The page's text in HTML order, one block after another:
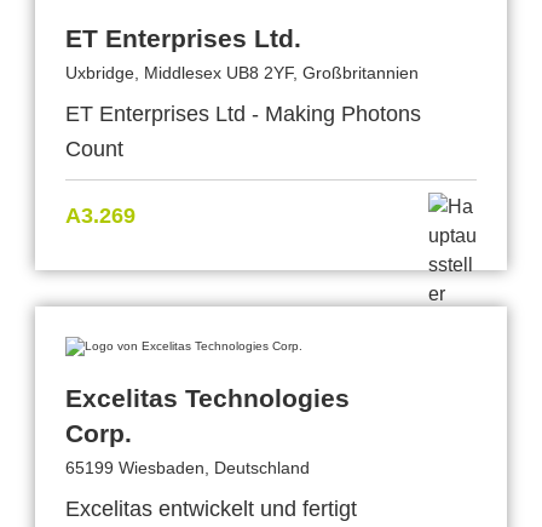
ET Enterprises Ltd.
Uxbridge, Middlesex UB8 2YF, Großbritannien
ET Enterprises Ltd - Making Photons
Count
A3.269
Excelitas Technologies
Corp.
65199 Wiesbaden, Deutschland
Excelitas entwickelt und fertigt